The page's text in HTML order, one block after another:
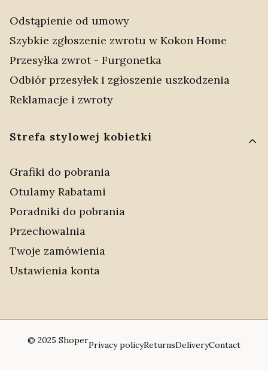
Odstąpienie od umowy
Szybkie zgłoszenie zwrotu w Kokon Home
Przesyłka zwrot - Furgonetka
Odbiór przesyłek i zgłoszenie uszkodzenia
Reklamacje i zwroty
Strefa stylowej kobietki
Grafiki do pobrania
Otulamy Rabatami
Poradniki do pobrania
Przechowalnia
Twoje zamówienia
Ustawienia konta
© 2025 ShoperPrivacy policyReturnsDeliveryContact